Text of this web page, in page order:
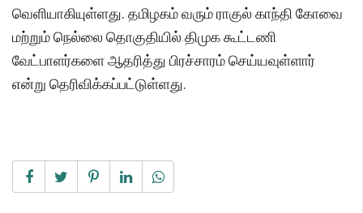
வெளியாகியுள்ளது. தமிழகம் வரும் ராகுல் காந்தி கோவை
மற்றும் நெல்லை தொகுதியில் திமுக கூட்டணி
வேட்பாளர்களை ஆதரித்து பிரச்சாரம் செய்யவுள்ளார்
என்று தெரிவிக்கப்பட்டுள்ளது.